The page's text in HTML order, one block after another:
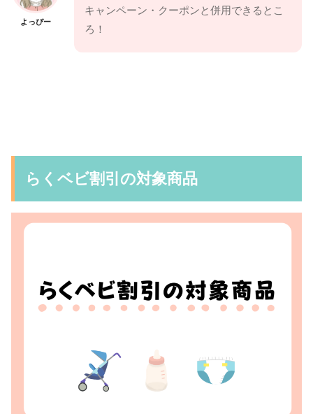
よっぴー
キャンペーン・クーポンと併用できるとこ
ろ！
らくベビ割引の対象商品